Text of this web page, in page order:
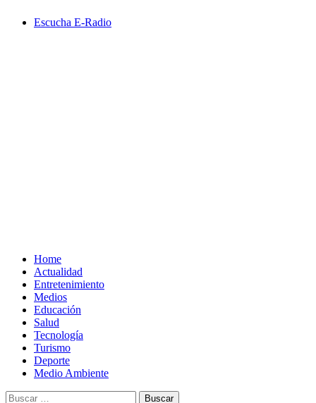
Escucha E-Radio
Home
Actualidad
Entretenimiento
Medios
Educación
Salud
Tecnología
Turismo
Deporte
Medio Ambiente
Buscar: